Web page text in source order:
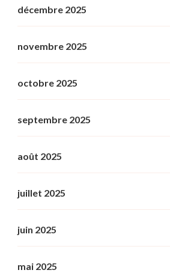
décembre 2025
novembre 2025
octobre 2025
septembre 2025
août 2025
juillet 2025
juin 2025
mai 2025